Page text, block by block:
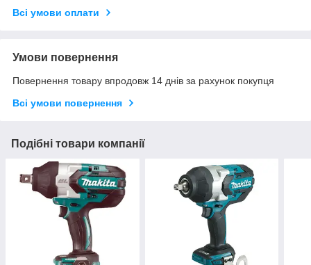
Всі умови оплати
Умови повернення
Повернення товару впродовж 14 днів за рахунок покупця
Всі умови повернення
Подібні товари компанії